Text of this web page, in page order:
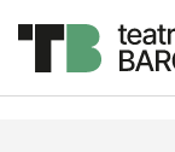
Descripció